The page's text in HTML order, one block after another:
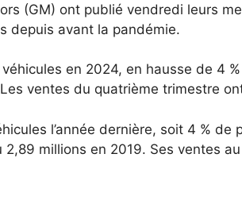
(GM) ont publié vendredi leurs
depuis avant la pandémie.
en 2024, en hausse de 4
Les ventes du quatrième trimestre
l’année dernière, soit 4 % de
2,89 millions en 2019. Ses ventes